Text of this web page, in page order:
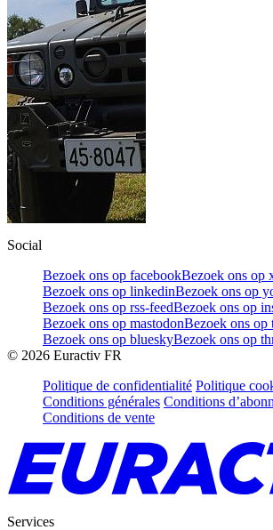
Social
Bezoek ons op facebookBezoek ons op
Bezoek ons op linkedinBezoek ons op
Bezoek ons op rss-feedBezoek ons op
Bezoek ons op mastodonBezoek ons op
Bezoek ons op blueskyBezoek ons op
© 2026 Euractiv FR
Politique de confidentialité Politique
Conditions générales Conditions
Conditions de vente
Services